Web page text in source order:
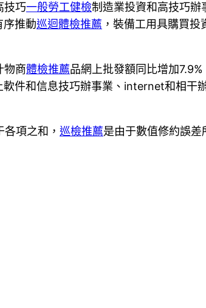
技巧一般勞工健檢制造業投資和高技巧辦
序推動巡迴體檢推薦 ，裝備工用具購買
物商體檢推薦品網上批發額同比增加
軟件和信息技巧辦事業、internet和相干
項之和， 巡檢推薦是由于數值修約誤差